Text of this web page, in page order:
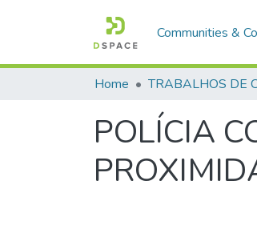
Communities &
Home
POLÍCIA